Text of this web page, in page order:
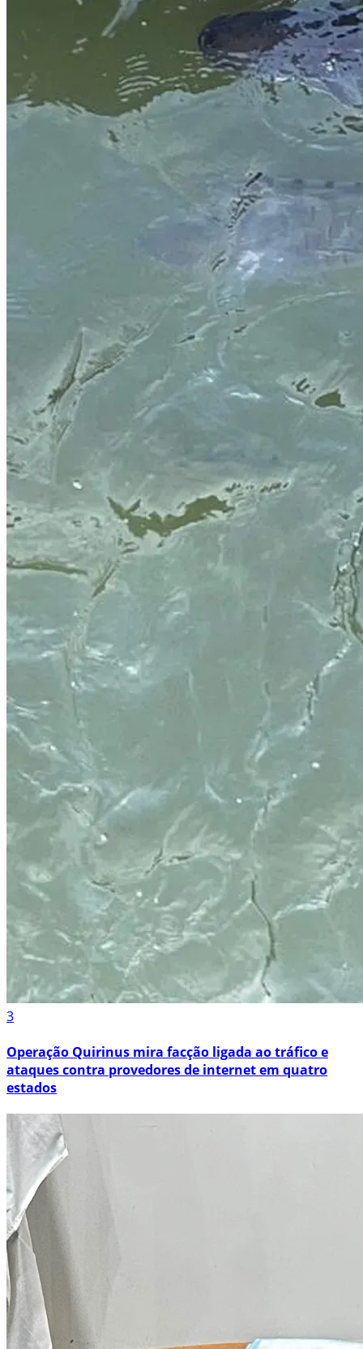
3
Operação Quirinus mira facção ligada ao tráfico e
ataques contra provedores de internet em quatro
estados